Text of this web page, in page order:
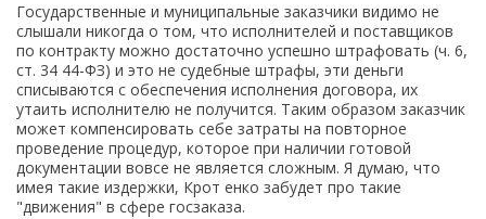
Государственные и муниципальные заказчики видимо не
слышали никогда о том, что исполнителей и поставщиков
по контракту можно достаточно успешно штрафовать (ч. 6,
ст. 34 44-ФЗ) и это не судебные штрафы, эти деньги
списываются с обеспечения исполнения договора, их
утаить исполнителю не получится. Таким образом заказчик
может компенсировать себе затраты на повторное
проведение процедур, которое при наличии готовой
документации вовсе не является сложным. Я думаю, что
имея такие издержки, Крот енко забудет про такие
"движения" в сфере госзаказа.